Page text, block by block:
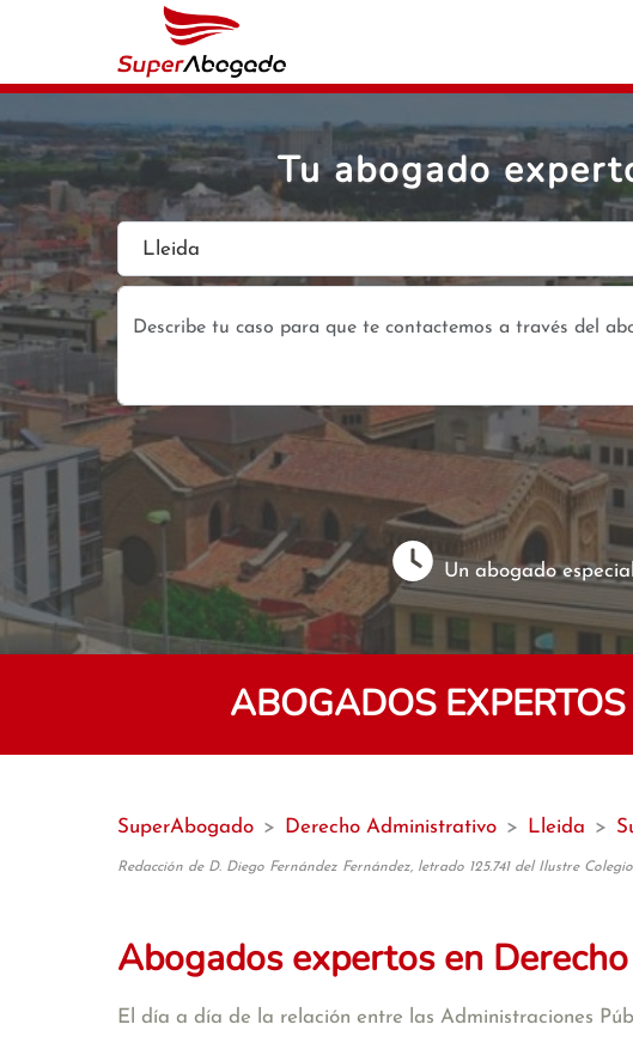
Tu abogado
Lleida
Un abogado
ABOGADOS
SuperAbogado > Derecho Administrativo > Lleida >
Redacción de D. Diego Fernández Fernández, letrado 125.741 del Ilustre
Abogados expertos en
El día a día de la relación entre las Administraciones